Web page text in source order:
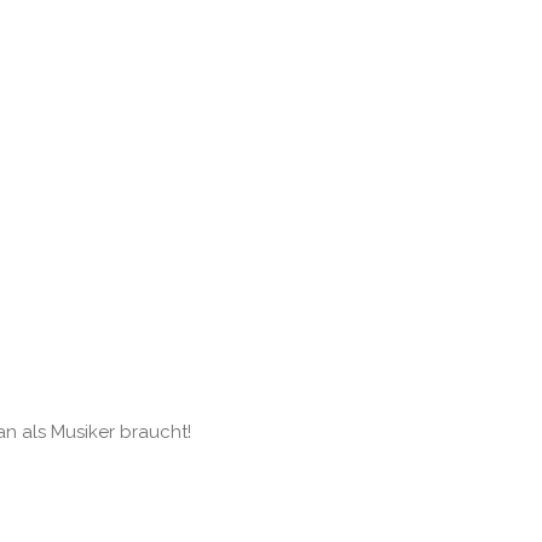
als Musiker braucht!